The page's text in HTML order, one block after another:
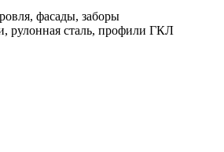
фасады, заборы
рулонная сталь, профили ГКЛ